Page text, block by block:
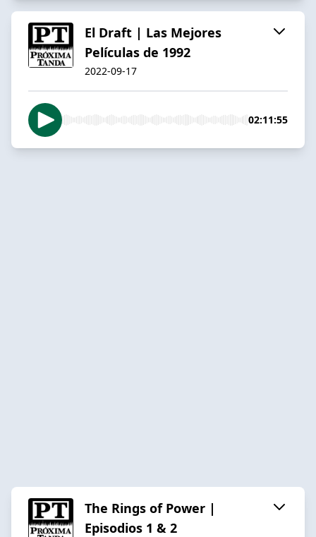
El Draft | Las Mejores
Películas de 1992
2022-09-17
02:11:55
The Rings of Power |
Episodios 1 & 2